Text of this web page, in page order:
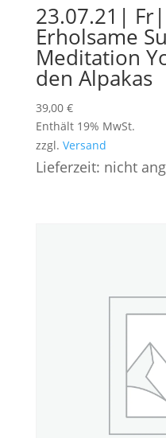
23.07.21|
Erholsame
Meditation
den Alpakas
39,00 €
Enthält 19% MwSt.
zzgl. Versand
Lieferzeit: nicht